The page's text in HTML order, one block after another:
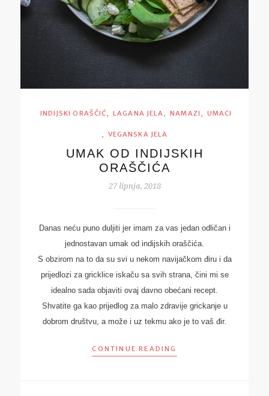
INDIJSKI ORAŠČIĆ, LAGANA JELA , NAMAZI , UMACI
, VEGANSKA JELA
UMAK OD INDIJSKIH
ORAŠČIĆA
27 lipnja, 2018
Danas neću puno duljiti jer imam za vas jedan odličan i
jednostavan umak od indijskih oraščića.
S obzirom na to da su svi u nekom navijačkom điru i da
prijedlozi za gricklice iskaču sa svih strana, čini mi se
idealno sada objaviti ovaj davno obećani recept.
Shvatite ga kao prijedlog za malo zdravije grickanje u
dobrom društvu, a može i uz tekmu ako je to vaš đir.
CONTINUE READING